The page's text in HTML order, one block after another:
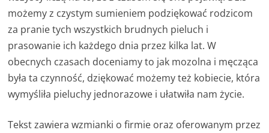
możemy z czystym sumieniem podziękować rodzicom
za pranie tych wszystkich brudnych pieluch i
prasowanie ich każdego dnia przez kilka lat. W
obecnych czasach doceniamy to jak mozolna i męcząca
była ta czynność, dziękować możemy też kobiecie, która
wymyśliła pieluchy jednorazowe i ułatwiła nam życie.
Tekst zawiera wzmianki o firmie oraz oferowanym przez